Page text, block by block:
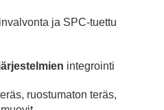
ja SPC-tuettu
integrointi
ruostumaton teräs,